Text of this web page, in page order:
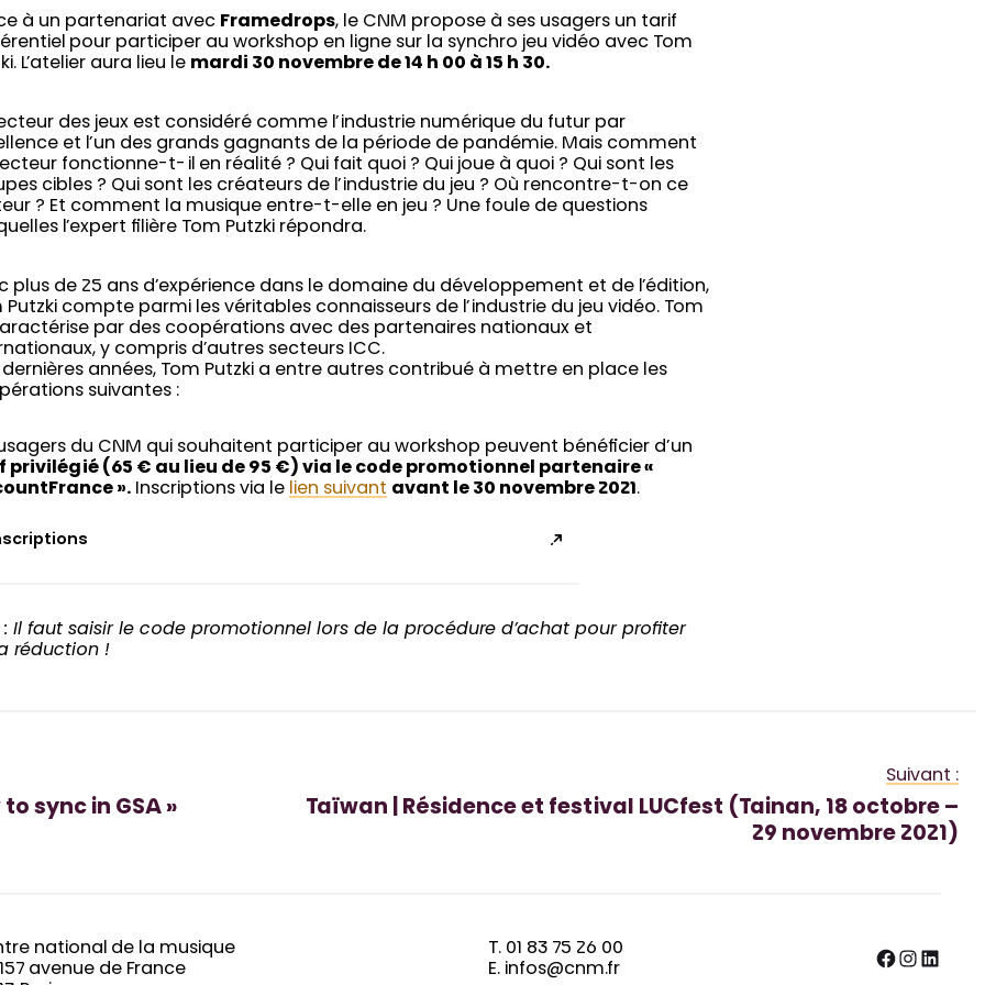
à un partenariat avec Framedrops, le CNM propose à ses usagers un tarif
pour participer au workshop en ligne sur la synchro jeu vidéo avec Tom
L’atelier aura lieu le mardi 30 novembre de 14 h 00 à 15 h 30.
des jeux est considéré comme l’industrie numérique du futur par
et l’un des grands gagnants de la période de pandémie. Mais comment
fonctionne-t-il en réalité ? Qui fait quoi ? Qui joue à quoi ? Qui sont les
cibles ? Qui sont les créateurs de l’industrie du jeu ? Où rencontre-t-on ce
? Et comment la musique entre-t-elle en jeu ? Une foule de questions
l’expert filière Tom Putzki répondra.
plus de 25 ans d’expérience dans le domaine du développement et de l’édition,
Putzki compte parmi les véritables connaisseurs de l’industrie du jeu vidéo. Tom
par des coopérations avec des partenaires nationaux et
y compris d’autres secteurs ICC.
dernières années, Tom Putzki a entre autres contribué à mettre en place les
suivantes :
du CNM qui souhaitent participer au workshop peuvent bénéficier d’un
privilégié (65 € au lieu de 95 €) via le code promotionnel partenaire «
». Inscriptions via le lien suivant avant le 30 novembre 2021.
: Il faut saisir le code promotionnel lors de la procédure d’achat pour profiter
réduction !
sync in GSA »
Suivant :
Taïwan | Résidence et festival LUCfest (Tainan, 18 octobre –
29 novembre 2021)
national de la musique
157 avenue de France
T. 01 83 75 26 00
E. infos@cnm.fr
Facebook InstagramLinkedIn